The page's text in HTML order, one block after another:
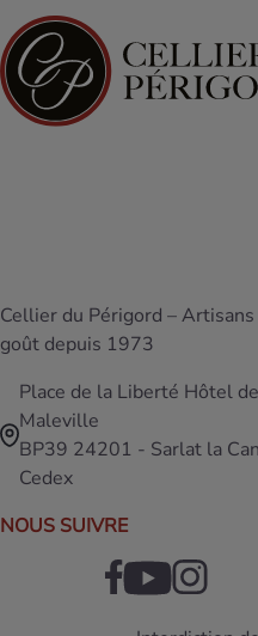
Cellier du Périgord – Artisans
goût depuis 1973
Place de la Liberté Hôtel de
Maleville
BP39 24201 - Sarlat la
Cedex
NOUS SUIVRE